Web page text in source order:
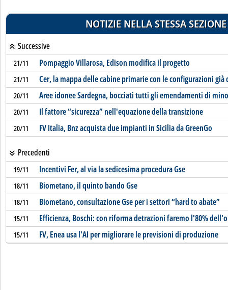
NOTIZIE NELLA STESSA SEZIONE
Successive
21/11 Pompaggio Villarosa, Edison modifica il progetto
21/11 Cer, la mappa delle cabine primarie con le configurazioni già
20/11 Aree idonee Sardegna, bocciati tutti gli emendamenti di
20/11 Il fattore “sicurezza” nell'equazione della transizione
20/11 FV Italia, Bnz acquista due impianti in Sicilia da GreenGo
Precedenti
19/11 Incentivi Fer, al via la sedicesima procedura Gse
18/11 Biometano, il quinto bando Gse
18/11 Biometano, consultazione Gse per i settori “hard to abate”
15/11 Efficienza, Boschi: con riforma detrazioni faremo l'80%
15/11 FV, Enea usa l'AI per migliorare le previsioni di produzione